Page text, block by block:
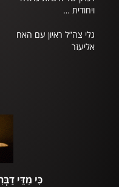
ויחודית …
גלי צה”ל ראיון עם האח
אליעזר
כִּי מִדֵּי